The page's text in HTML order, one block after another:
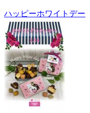
ハッピーホワイトデー